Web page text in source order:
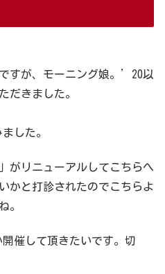
すが、モーニング娘。’20以
だきました。
した。
がリニューアルしてこちらへ
かと打診されたのでこちらよ
。
催して頂きたいです。切